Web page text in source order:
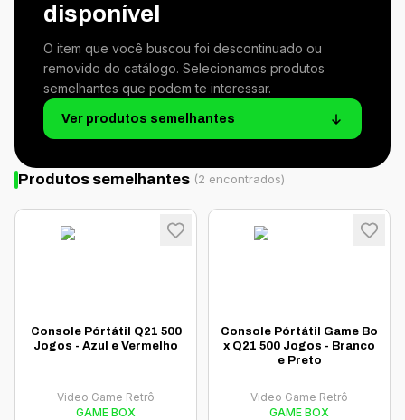
disponível
O item que você buscou foi descontinuado ou
removido do catálogo. Selecionamos produtos
semelhantes que podem te interessar.
Ver produtos semelhantes
Produtos semelhantes (2 encontrados)
Console Pórtátil Q21 500
Jogos - Azul e Vermelho
Video Game Retrô
GAME BOX
Console Pórtátil Game Bo
x Q21 500 Jogos - Branco
e Preto
Video Game Retrô
GAME BOX